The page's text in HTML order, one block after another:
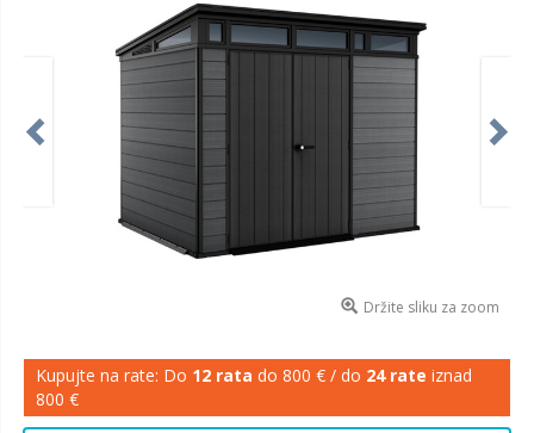
Držite sliku za zoom
Kupujte na rate: Do 12 rata do 800 € / do 24 rate iznad
800 €